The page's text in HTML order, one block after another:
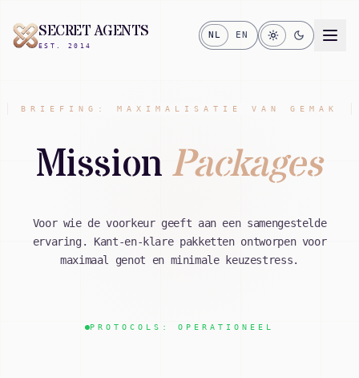
SECRET AGENTS
EST. 2014
NL EN
BRIEFING: MAXIMALISATIE VAN GEMAK
MissionPackages
Voor wie de voorkeur geeft aan een samengestelde
ervaring. Kant-en-klare pakketten ontworpen voor
maximaal genot en minimale keuzestress.
PROTOCOLS: OPERATIONEEL